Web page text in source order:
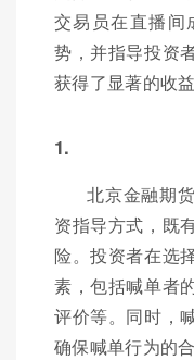
交易员在直播间
势，并指导投资
获得了显著的收益
1.
北京金融期
资指导方式，既
险。投资者在选
素，包括喊单者
评价等。同时，
确保喊单行为的合